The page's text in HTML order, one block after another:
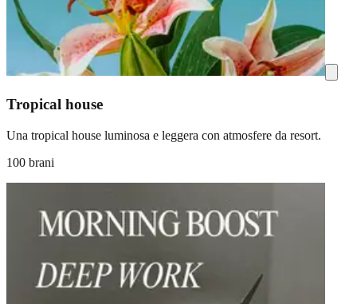
Tropical house
Una tropical house luminosa e leggera con atmosfere da resort.
100 brani